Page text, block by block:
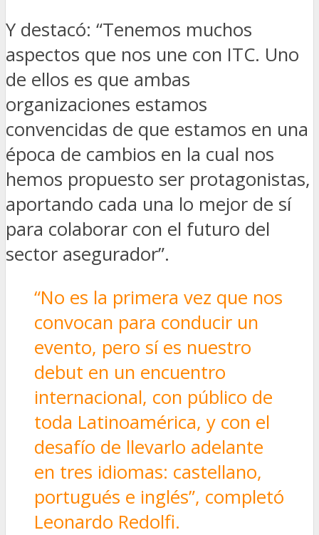
Y destacó: “Tenemos muchos
aspectos que nos une con ITC. Uno
de ellos es que ambas
organizaciones estamos
convencidas de que estamos en una
época de cambios en la cual nos
hemos propuesto ser protagonistas,
aportando cada una lo mejor de sí
para colaborar con el futuro del
sector asegurador”.
“No es la primera vez que nos
convocan para conducir un
evento, pero sí es nuestro
debut en un encuentro
internacional, con público de
toda Latinoamérica, y con el
desafío de llevarlo adelante
en tres idiomas: castellano,
portugués e inglés”, completó
Leonardo Redolfi.